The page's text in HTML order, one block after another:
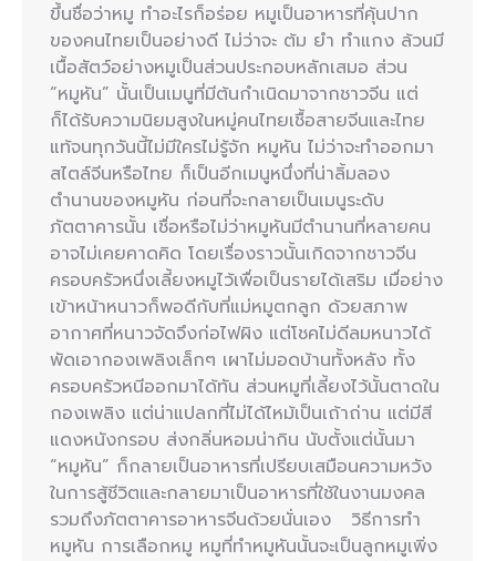
ขึ้นชื่อว่าหมู ทำอะไรก็อร่อย หมูเป็นอาหารที่คุ้นปาก
ของคนไทยเป็นอย่างดี ไม่ว่าจะ ต้ม ยำ ทำแกง ล้วนมี
เนื้อสัตว์อย่างหมูเป็นส่วนประกอบหลักเสมอ ส่วน
“หมูหัน” นั้นเป็นเมนูที่มีต้นกำเนิดมาจากชาวจีน แต่
ก็ได้รับความนิยมสูงในหมู่คนไทยเชื้อสายจีนและไทย
แท้จนทุกวันนี้ไม่มีใครไม่รู้จัก หมูหัน ไม่ว่าจะทำออกมา
สไตล์จีนหรือไทย ก็เป็นอีกเมนูหนึ่งที่น่าลิ้มลอง
ตำนานของหมูหัน ก่อนที่จะกลายเป็นเมนูระดับ
ภัตตาคารนั้น เชื่อหรือไม่ว่าหมูหันมีตำนานที่หลายคน
อาจไม่เคยคาดคิด โดยเรื่องราวนั้นเกิดจากชาวจีน
ครอบครัวหนึ่งเลี้ยงหมูไว้เพื่อเป็นรายได้เสริม เมื่อย่าง
เข้าหน้าหนาวก็พอดีกับที่แม่หมูตกลูก ด้วยสภาพ
อากาศที่หนาวจัดจึงก่อไฟผิง แต่โชคไม่ดีลมหนาวได้
พัดเอากองเพลิงเล็กๆ เผาไม่มอดบ้านทั้งหลัง ทั้ง
ครอบครัวหนีออกมาได้ทัน ส่วนหมูที่เลี้ยงไว้นั้นตาดใน
กองเพลิง แต่น่าแปลกที่ไม่ได้ไหม้เป็นเถ้าถ่าน แต่มีสี
แดงหนังกรอบ ส่งกลิ่นหอมน่ากิน นับตั้งแต่นั้นมา
“หมูหัน” ก็กลายเป็นอาหารที่เปรียบเสมือนความหวัง
ในการสู้ชีวิตและกลายมาเป็นอาหารที่ใช้ในงานมงคล
รวมถึงภัตตาคารอาหารจีนด้วยนั่นเอง วิธีการทำ
หมูหัน การเลือกหมู หมูที่ทำหมูหันนั้นจะเป็นลูกหมูเพิ่ง